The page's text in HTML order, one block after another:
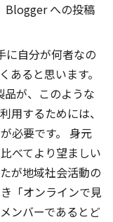
Blogger への投稿
に自分が何者なの
あると思います。
が、このような
用するためには、
必要です。 身元
べてより望ましい
が地域社会活動の
「オンラインで見
ンバーであるとど